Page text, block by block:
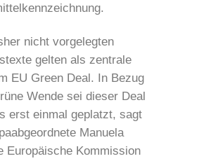
nicht vorgelegten
gelten als zentrale
EU Green Deal. In Bezug
Wende sei dieser Deal
erst einmal geplatzt, sagt
Manuela
Europäische Kommission